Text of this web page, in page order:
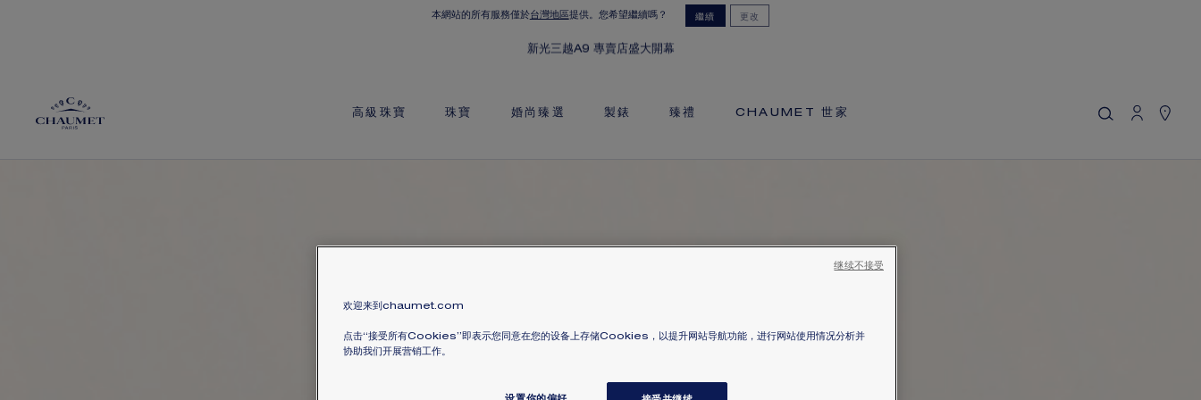
本網站的所有服務僅於台灣地區提供。您希望繼續嗎？ 繼續 更改
新光三越A9 專賣店盛大開幕
高級珠寶 珠寶 婚尚臻選 製錶 臻禮 CHAUMET 世家
欢迎来到chaumet.com
点击“接受所有Cookies”即表示您同意在您的设备上存储Cookies，以提升网站导航功能，进行网站使用情况分析并
协助我们开展营销工作。
继续不接受